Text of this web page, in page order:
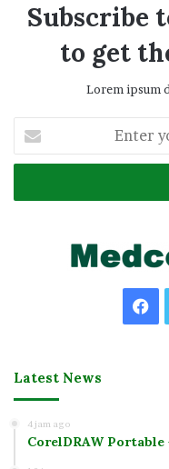
Subscribe
to get
Lorem ipsum
your
Email
Latest News
4 jam ago
CorelDRAW